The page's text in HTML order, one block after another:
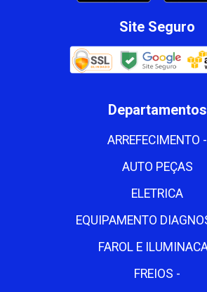
Site Seguro
Departamentos
ARREFECIMENTO -
AUTO PEÇAS
ELETRICA
EQUIPAMENTO
FAROL E
FREIOS -